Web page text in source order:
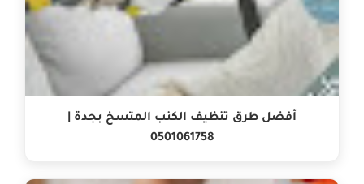
أفضل طرق تنظيف الكنب المتسخ بجدة |
0501061758